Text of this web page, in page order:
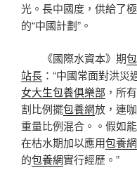
光。長中國度，供給了
的“中國計劃”。
《國際水資本》期
站長 ：“中國常面對洪
女大生包養俱樂部 ，所
割比例擺包養網放，連
重量比例混合。。假如
在枯水期加以應用包養網
的包養網實行經歷。”